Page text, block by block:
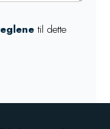
til dette